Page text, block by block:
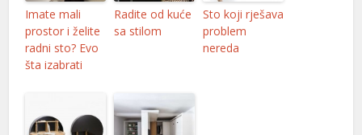
Imate mali
prostor i želite
radni sto? Evo
šta izabrati
Radite od kuće
sa stilom
Sto koji rješava
problem
nereda